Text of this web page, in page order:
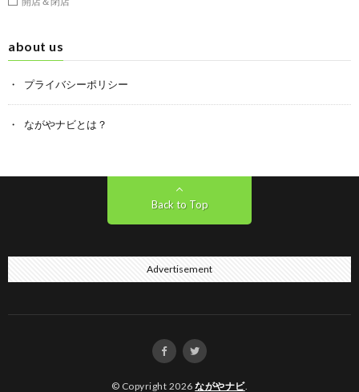
about us
プライバシーポリシー
ながやナビとは？
Back to Top
Advertisement
© Copyright 2026ながやナビ.